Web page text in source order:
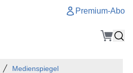
Premium-Abo
Medienspiegel